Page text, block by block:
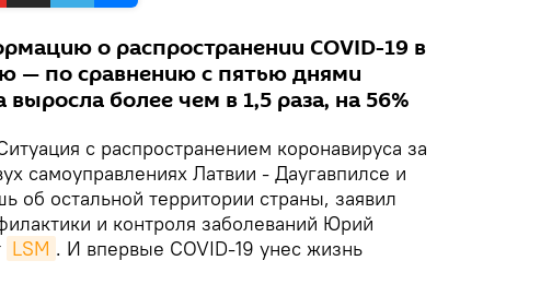
о распространении COVID-19 в
— по сравнению с пятью днями
более чем в 1,5 раза, на 56%
с распространением коронавируса за
самоуправлениях Латвии - Даугавпилсе и
об остальной территории страны, заявил
и контроля заболеваний Юрий
LSM . И впервые COVID-19 унес жизнь